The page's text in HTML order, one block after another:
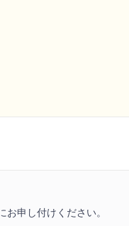
申し付けください。